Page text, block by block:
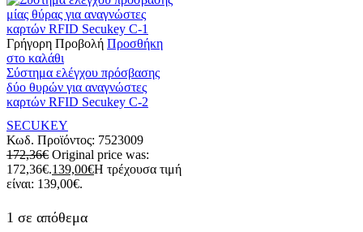
Γρήγορη Προβολή Προσθήκη
στο καλάθι
Σύστημα ελέγχου πρόσβασης
δύο θυρών για αναγνώστες
καρτών RFID Secukey C-2
SECUKEY
Κωδ. Προϊόντος: 7523009
172,36€ Original price was:
172,36€.139,00€Η τρέχουσα τιμή
είναι: 139,00€.
1 σε απόθεμα